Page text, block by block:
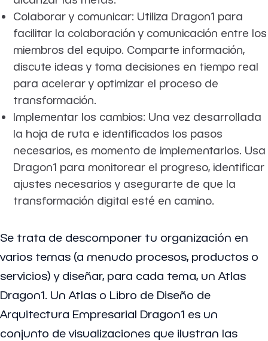
Colaborar y comunicar: Utiliza Dragon1 para
facilitar la colaboración y comunicación entre los
miembros del equipo. Comparte información,
discute ideas y toma decisiones en tiempo real
para acelerar y optimizar el proceso de
transformación.
Implementar los cambios: Una vez desarrollada
la hoja de ruta e identificados los pasos
necesarios, es momento de implementarlos. Usa
Dragon1 para monitorear el progreso, identificar
ajustes necesarios y asegurarte de que la
transformación digital esté en camino.
Se trata de descomponer tu organización en
varios temas (a menudo procesos, productos o
servicios) y diseñar, para cada tema, un Atlas
Dragon1. Un Atlas o Libro de Diseño de
Arquitectura Empresarial Dragon1 es un
conjunto de visualizaciones que ilustran las